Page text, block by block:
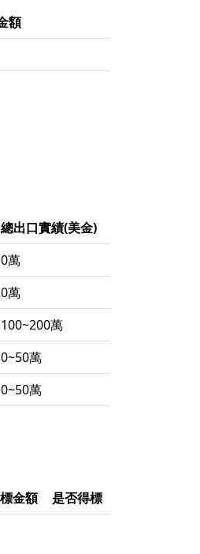
額
總出口實績(美金)
0萬
0萬
100~200萬
0~50萬
0~50萬
金額 是否得標